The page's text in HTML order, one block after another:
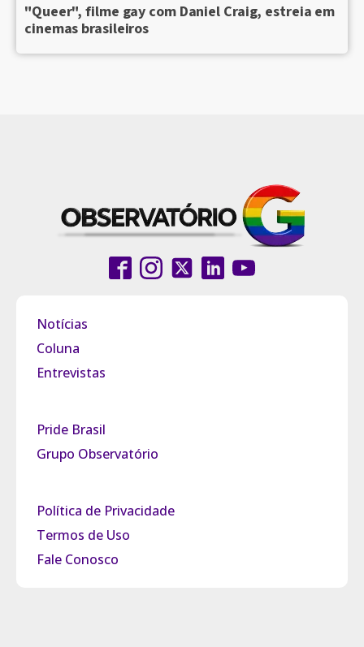
"Queer", filme gay com Daniel Craig, estreia em
cinemas brasileiros
Notícias
Coluna
Entrevistas
Pride Brasil
Grupo Observatório
Política de Privacidade
Termos de Uso
Fale Conosco